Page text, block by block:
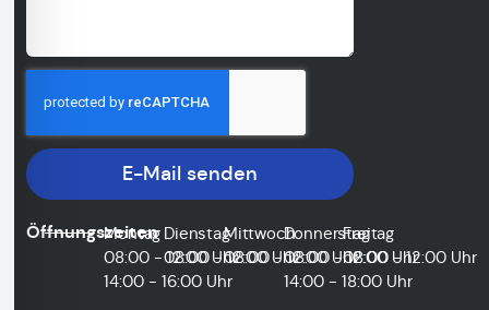
E-Mail senden
Öffnungszeiten
Montag
08:00 - 12:00 Uhr
14:00 - 16:00 Uhr
Dienstag
08:00 - 12:00 Uhr
Mittwoch
08:00 - 12:00 Uhr
Donnerstag
08:00 - 12:00 Uhr
14:00 - 18:00 Uhr
Freitag
08:00 - 12:00 Uhr